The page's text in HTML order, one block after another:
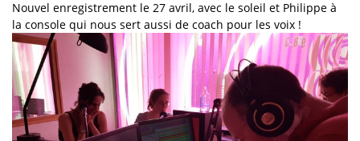
Nouvel enregistrement le 27 avril, avec le soleil et Philippe à
la console qui nous sert aussi de coach pour les voix !